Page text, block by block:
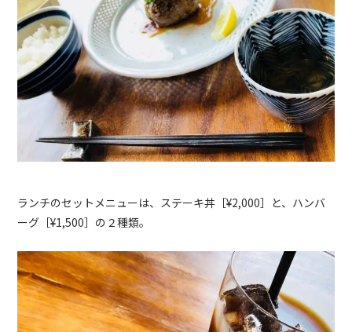
ランチのセットメニューは、ステーキ丼［¥2,000］と、ハンバ
ーグ［¥1,500］の２種類。